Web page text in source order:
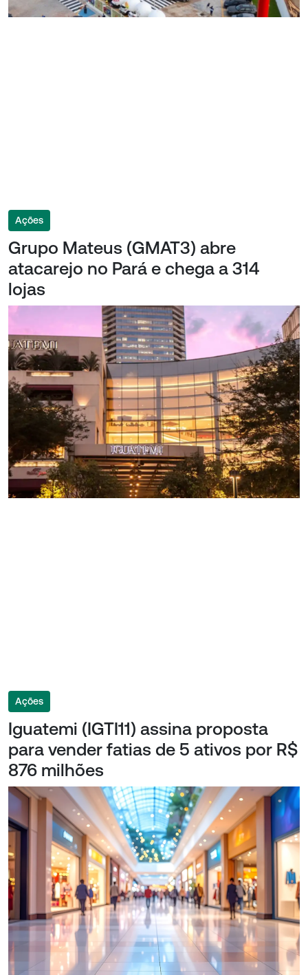
Ações
Grupo Mateus (GMAT3) abre
atacarejo no Pará e chega a 314
lojas
Ações
Iguatemi (IGTI11) assina proposta
para vender fatias de 5 ativos por R$
876 milhões